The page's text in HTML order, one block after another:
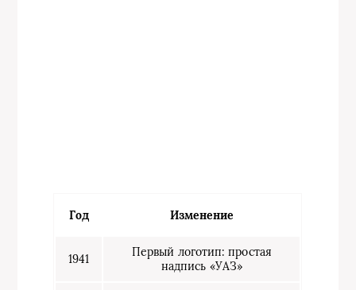
Год Изменение
1941
Первый логотип: простая
надпись «УАЗ»